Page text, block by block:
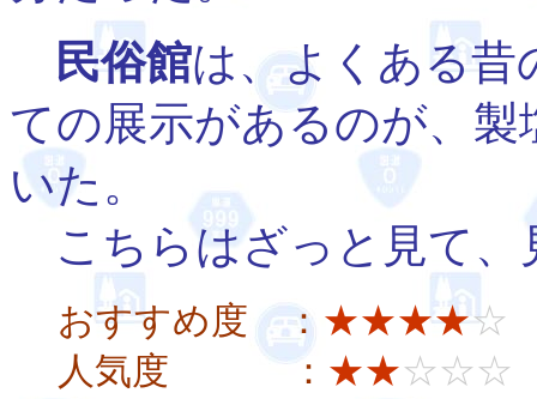
民俗館は、よくある昔
ての展示があるのが、
いた。
こちらはざっと見て、
おすすめ度 ： ★★★★☆
人気度 ： ★★☆☆☆